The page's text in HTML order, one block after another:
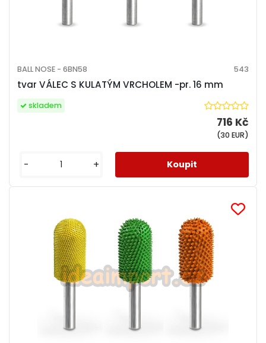
tvar VÁLEC S KULATÝM VRCHOLEM -pr. 16 mm
BALL NOSE - 6BN58 543
716 Kč
(30 EUR)
skladem
- +